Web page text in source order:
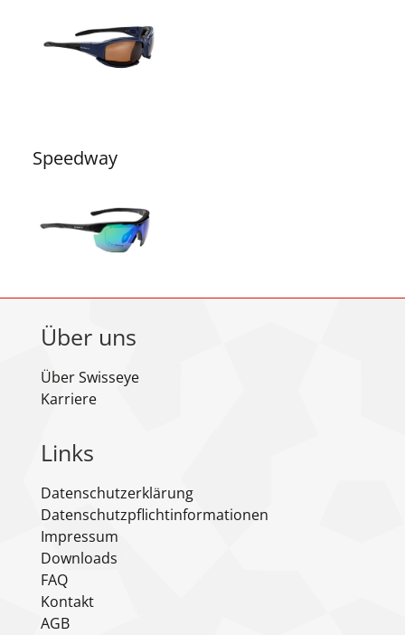
Speedway
Über uns
Über Swisseye
Karriere
Links
Datenschutzerklärung
Datenschutzpflichtinformationen
Impressum
Downloads
FAQ
Kontakt
AGB